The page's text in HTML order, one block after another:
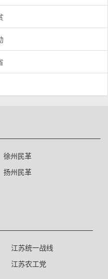
徐州民革
扬州民革
江苏统一战线
江苏农工党